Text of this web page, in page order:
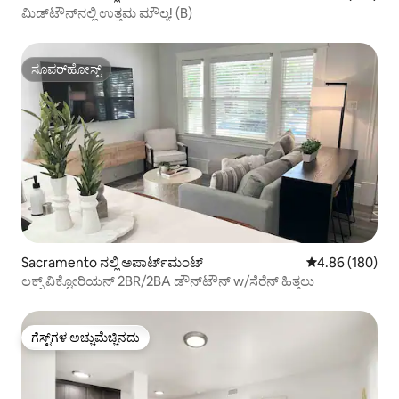
ಮಿಡ್‌ಟೌನ್‌ನಲ್ಲಿ ಉತ್ತಮ ಮೌಲ್ಯ! (B)
ಸೂಪರ್‌ಹೋಸ್ಟ್
ಸೂಪರ್‌ಹೋಸ್ಟ್
Sacramento ನಲ್ಲಿ ಅಪಾರ್ಟ್‌ಮಂಟ್ 5 ರಲ್ಲಿ 4.86
4.86 (180)
ಲಕ್ಸ್ ವಿಕ್ಟೋರಿಯನ್ 2BR/2BA ಡೌನ್‌ಟೌನ್ w/ಸೆರೆನ್ ಹಿತ್ತಲು
ಗೆಸ್ಟ್‌ಗಳ ಅಚ್ಚುಮೆಚ್ಚಿನದು
ಗೆಸ್ಟ್‌ಗಳ ಅಚ್ಚುಮೆಚ್ಚಿನದು